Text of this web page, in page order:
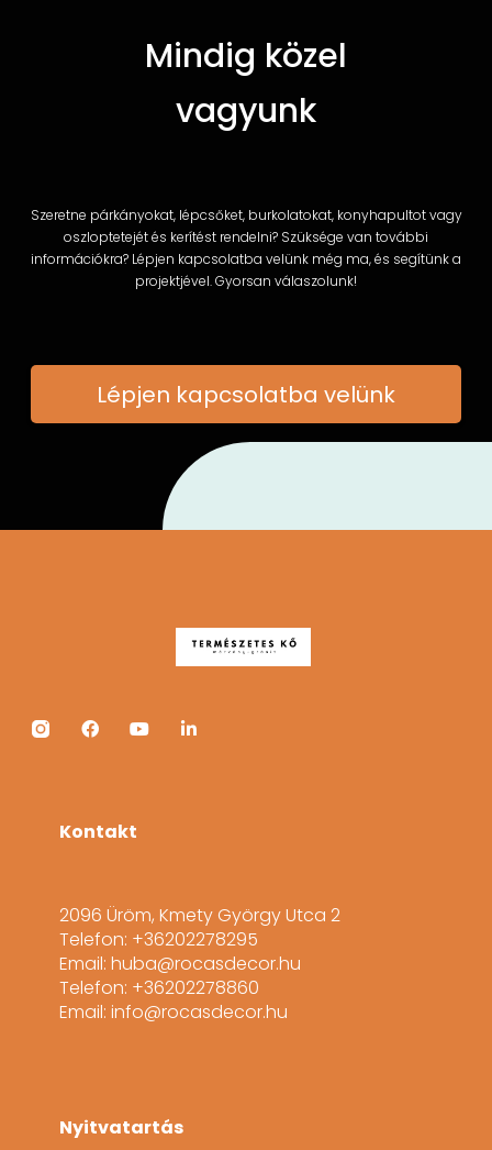
Mindig közel
vagyunk
Szeretne párkányokat, lépcsőket, burkolatokat, konyhapultot vagy
oszloptetejét és kerítést rendelni? Szüksége van további
információkra? Lépjen kapcsolatba velünk még ma, és segítünk a
projektjével. Gyorsan válaszolunk!
Lépjen kapcsolatba velünk
Kontakt
2096 Üröm, Kmety György Utca 2
Telefon: +36202278295
Email: huba@rocasdecor.hu
Telefon: +36202278860
Email: info@rocasdecor.hu
Nyitvatartás